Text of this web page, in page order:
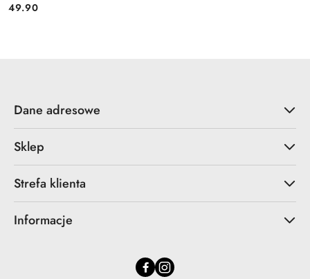
Cena:
49.90
Dane adresowe
Sklep
Strefa klienta
Informacje